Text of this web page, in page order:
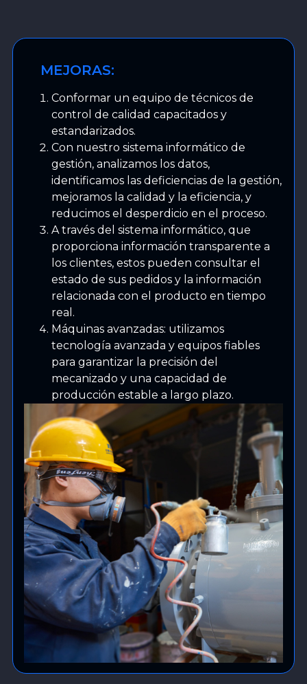
MEJORAS:
Conformar un equipo de técnicos de
control de calidad capacitados y
estandarizados.
Con nuestro sistema informático de
gestión, analizamos los datos,
identificamos las deficiencias de la gestión,
mejoramos la calidad y la eficiencia, y
reducimos el desperdicio en el proceso.
A través del sistema informático, que
proporciona información transparente a
los clientes, estos pueden consultar el
estado de sus pedidos y la información
relacionada con el producto en tiempo
real.
Máquinas avanzadas: utilizamos
tecnología avanzada y equipos fiables
para garantizar la precisión del
mecanizado y una capacidad de
producción estable a largo plazo.